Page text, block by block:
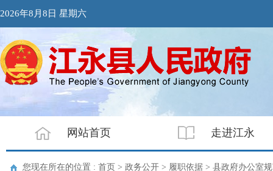
2026年8月8日 星期六
网站首页 走进江永
您现在所在的位置 : 首页 > 政务公开 > 履职依据 > 县政府办公室